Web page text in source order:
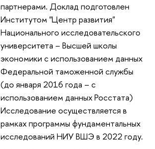
партнерами. Доклад подготовлен
Институтом "Центр развития"
Национального исследовательского
университета – Высшей школы
экономики с использованием данных
Федеральной таможенной службы
(до января 2016 года – с
использованием данных Росстата)
Исследование осуществляется в
рамках программы фундаментальных
исследований НИУ ВШЭ в 2022 году.